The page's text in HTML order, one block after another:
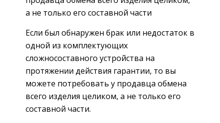
а не только его составной части
Если был обнаружен брак или недостаток в
одной из комплектующих
сложносоставного устройства на
протяжении действия гарантии, то вы
можете потребовать у продавца обмена
всего изделия целиком, а не только его
составной части.